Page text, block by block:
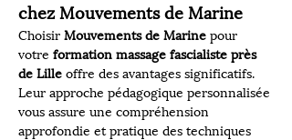
chez Mouvements de Marine
Choisir Mouvements de Marine pour
votre formation massage fascialiste près
de Lille offre des avantages significatifs.
Leur approche pédagogique personnalisée
vous assure une compréhension
approfondie et pratique des techniques